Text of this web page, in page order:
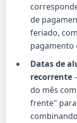
de
feriado,
pagamento
Datas de
recorrente
do mês
frente"